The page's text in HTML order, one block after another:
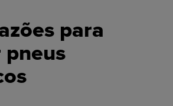
para
pneus